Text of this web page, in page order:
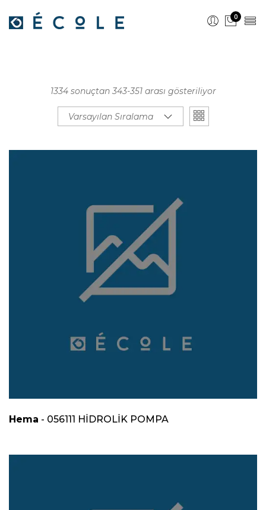
0
1334 sonuçtan 343-351 arası gösteriliyor
Varsayılan Sıralama
Hema - 056111 HİDROLİK POMPA